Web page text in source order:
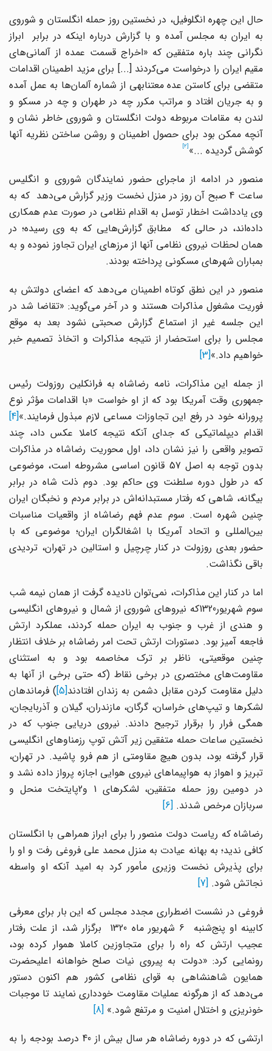
حال این چهره انگلوفیل، در نخستین روز حمله انگلستان و شوروی
به ایران به مجلس آمده و با گزارش درباره اینکه در برابر ابراز
نگرانى چند باره متفقین که «اخراج قسمت عمده از آلمانی‌هاى
مقیم ایران را درخواست مى‌کردند [...] براى مزید اطمینان اقدامات
متقضى براى کاستن عده معتنابهى از شماره آلمان‌ها به عمل آمده
و به جریان افتاد و مراتب مکرر چه در طهران و چه در مسکو و
لندن به مقامات مربوطه دولت انگلستان و شوروى خاطر نشان و
آنچه ممکن بود براى حصول اطمینان و روشن ساختن نظریه آنها
کوشش گردیده ...»
منصور در ادامه از ماجرای حضور نمایندگان شوروى و انگلیس
ساعت 4 صبح آن روز در منزل نخست وزیر گزارش می‌دهد که به
وی یادداشت‌ اخطار توسل به اقدام نظامى در صورت عدم همکاری
داده‌اند، در حالی که مطابق گزارش‌هایى که به وی رسیده؛ در
همان لحظات نیروى نظامى آنها از مرزهاى ایران تجاوز نموده و به
بمباران شهرهاى مسکونی پرداخته بودند.
منصور در این نطق کوتاه اطمینان می‌دهد که اعضای دولتش به
فوریت مشغول مذاکرات هستند و در آخر می‌گوید: «تقاضا شد در
این جلسه غیر از استماع گزارش صحبتى نشود بعد به موقع
مجلس را براى استحضار از نتیجه مذاکرات و اتخاذ تصمیم خبر
خواهیم داد.»[3]
از جمله این مذاکرات، نامه رضاشاه به فرانکلین روزولت رئیس
جمهوری وقت آمریکا بود که از او خواست «با اقدامات مؤثر نوع
پرورانه خود در رفع این تجاوزات مساعی لازم مبذول فرمایند.»[4]
اقدام دیپلماتیکی که جدای آنکه نتیجه کاملا عکس داد، چند
تصویر واقعی را نیز نشان داد، اول محوریت رضاشاه در مذاکرات
بدون توجه به اصل 57 قانون اساسی مشروطه است، موضوعی
که در طول دوره سلطنت وی حاکم بود. دوم ذلت شاه در برابر
بیگانه، شاهی که رفتار مستبدانه‌اش در برابر مردم و نخبگان ایران
چنین شهره است. سوم عدم فهم رضاشاه از واقعیات مناسبات
بین‌المللی و اتحاد آمریکا با اشغالگران ایران؛ موضوعی که با
حضور بعدی روزولت در کنار چرچیل و استالین در تهران، تردیدی
باقی نگذاشت.
اما در کنار این مذاکرات، نمی‌توان نادیده گرفت از همان نیمه شب
سوم شهریور1320که نیروهای شوروی از شمال و نیروهای انگلیسی
و هندی از غرب و جنوب به ایران حمله کردند، عملکرد ارتش
فاجعه آمیز بود. دستورات ارتش تحت امر رضاشاه بر خلاف انتظار
چنین موقعیتی، ناظر بر ترک مخاصمه بود و به استثنای
مقاومت‌های مختصری در برخی نقاط (که حتی برخی از آنها به
دلیل مقاومت کردن مقابل دشمن به زندان افتادند[5] ) فرماندهان
لشکرها و تیپ‌های خراسان، گرگان، مازندران، گیلان و آذربایجان،
همگی فرار را برقرار ترجیح دادند. نیروی دریایی جنوب که در
نخستین ساعات حمله متفقین زیر آتش توپ رزمناوهای انگلیسی
قرار گرفته بود، بدون هیچ مقاومتی از هم فرو پاشید. در تهران،
تبریز و اهواز به هواپیماهای نیروی هوایی اجازه پرواز داده نشد و
در دومین روز حمله متفقین، لشکرهای 1 و2پایتخت منحل و
سربازان مرخص شدند.[6]
رضاشاه که ریاست دولت منصور را برای ابراز همراهی با انگلستان
کافی ندید؛ به بهانه عیادت به منزل محمد علی فروغی رفت و او را
برای پذیرش نخست وزیری مأمور کرد به امید آنکه او واسطه
نجاتش شود.[7]
فروغی در نشست اضطراری مجدد مجلس که این بار برای معرفی
کابینه او پنج‌شنبه 6 شهریور ماه 1320 برگزار شد، از علت رفتار
عجیب ارتش که راه را برای متجاوزین کاملا هموار کرده بود،
رونمایی کرد: «دولت به پیروى نیات صلح خواهانه اعلیحضرت
همایون شاهنشاهى به قواى نظامى کشور هم اکنون دستور
می‌دهد که از هر‌گونه عملیات مقاومت خوددارى نمایند تا موجبات
خونریزى و اختلال امنیت و مرتفع شود.»[8]
ارتشی که در دوره رضاشاه هر سال بیش از 40 درصد بودجه را به